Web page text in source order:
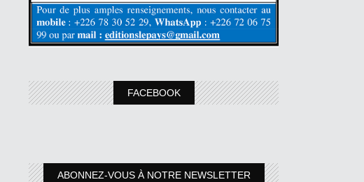
FACEBOOK
ABONNEZ-VOUS À NOTRE NEWSLETTER